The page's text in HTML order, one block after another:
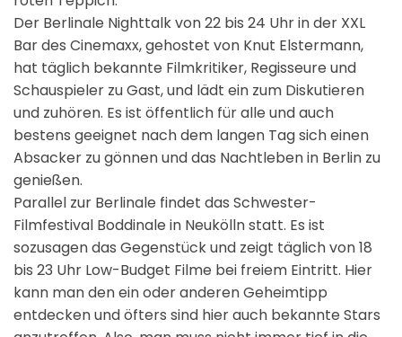
Der Berlinale Nighttalk von 22 bis 24 Uhr in der XXL
Bar des Cinemaxx, gehostet von Knut Elstermann,
hat täglich bekannte Filmkritiker, Regisseure und
Schauspieler zu Gast, und lädt ein zum Diskutieren
und zuhören. Es ist öffentlich für alle und auch
bestens geeignet nach dem langen Tag sich einen
Absacker zu gönnen und das Nachtleben in Berlin zu
genießen.
Parallel zur Berlinale findet das Schwester-
Filmfestival Boddinale in Neukölln statt. Es ist
sozusagen das Gegenstück und zeigt täglich von 18
bis 23 Uhr Low-Budget Filme bei freiem Eintritt. Hier
kann man den ein oder anderen Geheimtipp
entdecken und öfters sind hier auch bekannte Stars